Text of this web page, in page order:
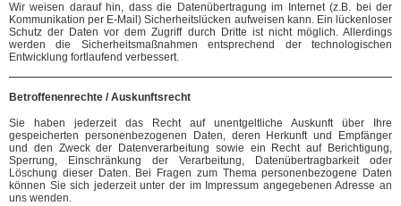
Wir weisen darauf hin, dass die Datenübertragung im Internet (z.B. bei der
Kommunikation per E-Mail) Sicherheitslücken aufweisen kann. Ein lückenloser
Schutz der Daten vor dem Zugriff durch Dritte ist nicht möglich. Allerdings
werden die Sicherheitsmaßnahmen entsprechend der technologischen
Entwicklung fortlaufend verbessert.
Betroffenenrechte / Auskunftsrecht
Sie haben jederzeit das Recht auf unentgeltliche Auskunft über Ihre
gespeicherten personenbezogenen Daten, deren Herkunft und Empfänger
und den Zweck der Datenverarbeitung sowie ein Recht auf Berichtigung,
Sperrung, Einschränkung der Verarbeitung, Datenübertragbarkeit oder
Löschung dieser Daten. Bei Fragen zum Thema personenbezogene Daten
können Sie sich jederzeit unter der im Impressum angegebenen Adresse an
uns wenden.